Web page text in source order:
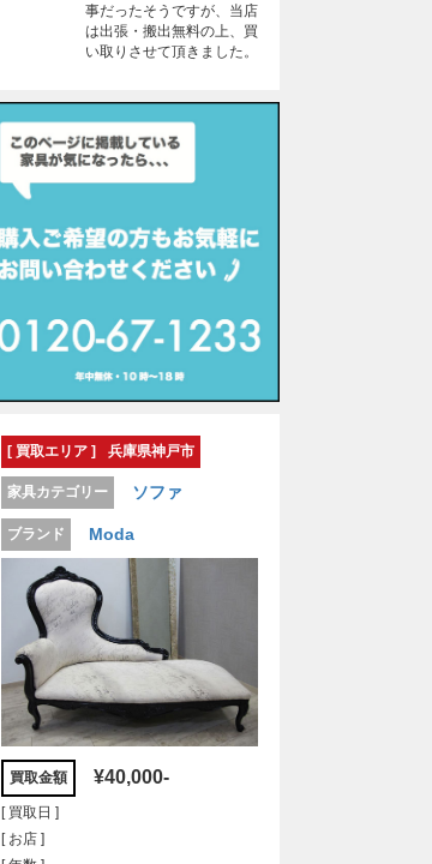
事だったそうですが、当店
は出張・搬出無料の上、買
い取りさせて頂きました。
[ 買取エリア ] 兵庫県神戸市
家具カテゴリー ソファ
ブランド Moda
買取金額 ¥40,000-
[ 買取日 ]
[ お店 ]